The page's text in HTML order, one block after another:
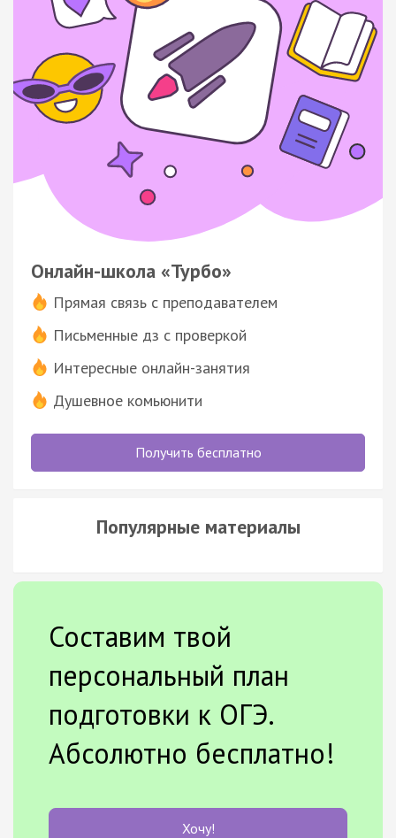
Онлайн-школа «Турбо»
Прямая связь с преподавателем
Письменные дз с проверкой
Интересные онлайн-занятия
Душевное комьюнити
Получить бесплатно
Популярные материалы
Составим твой
персональный план
подготовки к ОГЭ.
Абсолютно бесплатно!
Хочу!